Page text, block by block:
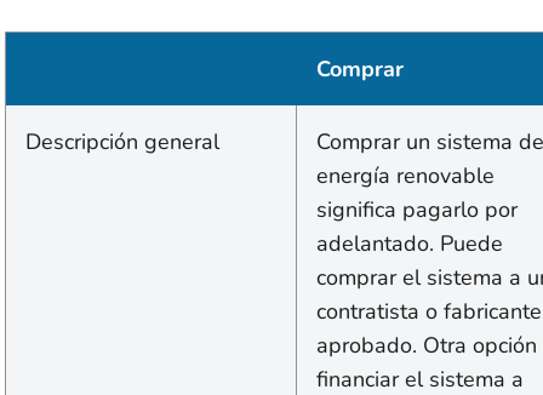
Comprar
Descripción general
Comprar un sistema de
energía renovable
significa pagarlo por
adelantado. Puede
comprar el sistema a
contratista o fabricante
aprobado. Otra opción
financiar el sistema a